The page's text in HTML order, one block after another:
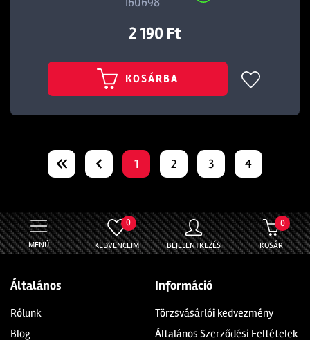
2 190 Ft
KOSÁRBA
1 2 3 4
MENÜ
0
KEDVENCEIM BEJELENTKEZÉS
0
KOSÁR
Általános
Rólunk
Blog
Információ
Törzsvásárlói kedvezmény
Általános Szerződési Feltételek